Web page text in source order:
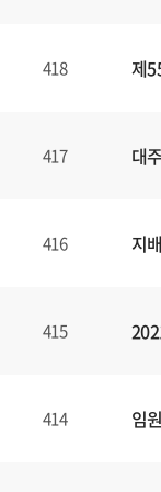
418 제
417 대
416 지
415
414 임